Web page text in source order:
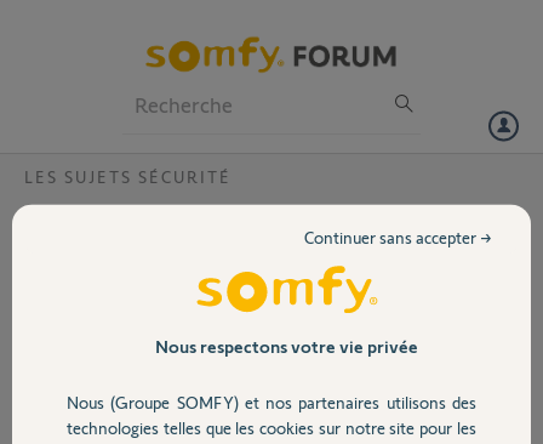
Volet
Sécurité
LES SUJETS SÉCURITÉ
Mon alarme se déclenche de manière
intempestive à cause d’un détecteur de
mes détecteurs de mouvements. J’ ai changé les piles mais rien n’y
Julien
Nous respectons votre vie privée
Nous (Groupe SOMFY) et nos partenaires utilisons des
technologies telles que les cookies sur notre site pour les
Continuer sans accepter →